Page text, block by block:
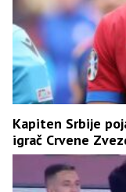
Kapiten Srbije
igrač Crvene